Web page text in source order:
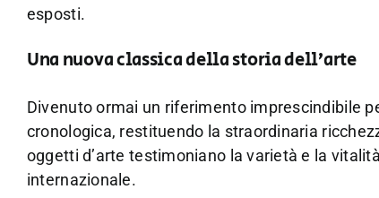
esposti.
Una nuova classica della storia dell’arte
Divenuto ormai un riferimento imprescindibile
cronologica, restituendo la straordinaria
oggetti d’arte testimoniano la varietà e la
internazionale.